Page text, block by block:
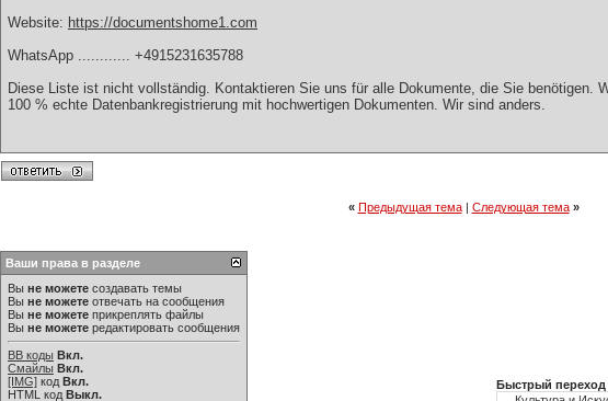
Website: https://documentshome1.com
WhatsApp ............ +4915231635788
Diese Liste ist nicht vollständig. Kontaktieren Sie uns für alle Dokumente, die Sie benötigen.
100 % echte Datenbankregistrierung mit hochwertigen Dokumenten. Wir sind anders.
« Предыдущая тема| Следующая тема »
Ваши права в разделе
Вы не можете создавать темы
Вы не можете отвечать на сообщения
Вы не можете прикреплять файлы
Вы не можете редактировать сообщения
BB коды Вкл.
Смайлы Вкл.
[IMG] код Вкл.
HTML код Выкл.
Быстрый переход